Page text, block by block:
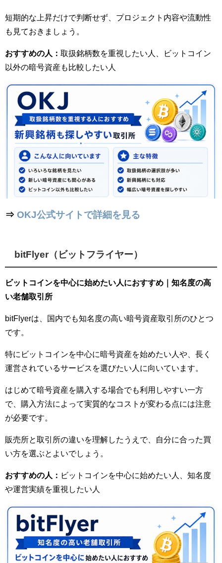
短期的な上昇だけで判断せず、プロジェクト内容や流動性
も見ておきましょう。
おすすめの人： 取扱銘柄数を重視したい人、ビットコイン
以外の暗号資産も比較したい人
⇒ OKJ公式サイトで詳細を見る
bitFlyer（ビットフライヤー）
ビットコインを中心に始めたい人におすすめ｜知名度の高
い老舗取引所
bitFlyerは、国内でも知名度の高い暗号資産取引所のひとつ
です。
特にビットコインを中心に暗号資産を始めたい人や、長く
運営されているサービスを選びたい人に向いています。
はじめて暗号資産を購入する場合でも利用しやすい一方
で、購入方法によって実質的なコストが変わる点には注意
が必要です。
販売所と取引所の違いを理解したうえで、自分に合った買
い方を選ぶとよいでしょう。
おすすめの人： ビットコインを中心に始めたい人、知名度
や運営実績を重視したい人